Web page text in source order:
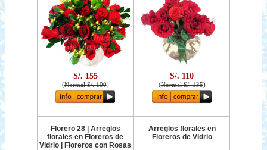
S/. 155
(Normal S/. 190)
S/. 110
(Normal S/. 135)
Florero 28 | Arreglos
florales en Floreros de
Vidrio | Floreros con Rosas
Arreglos florales en
Floreros de Vidrio